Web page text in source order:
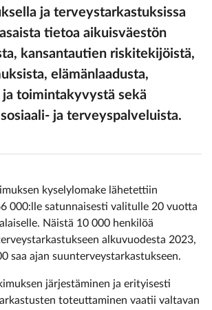
ja terveystarkastuksissa
tietoa aikuisväestön
kansantautien riskitekijöistä,
elämänlaadusta,
ja toimintakyvystä sekä
ja terveyspalveluista.
kyselylomake lähetettiin
000:lle satunnaisesti valitulle 20 vuotta
Näistä 10 000 henkilöä
alkuvuodesta 2023,
saa ajan suunterveystarkastukseen.
järjestäminen ja erityisesti
toteuttaminen vaatii valtavan